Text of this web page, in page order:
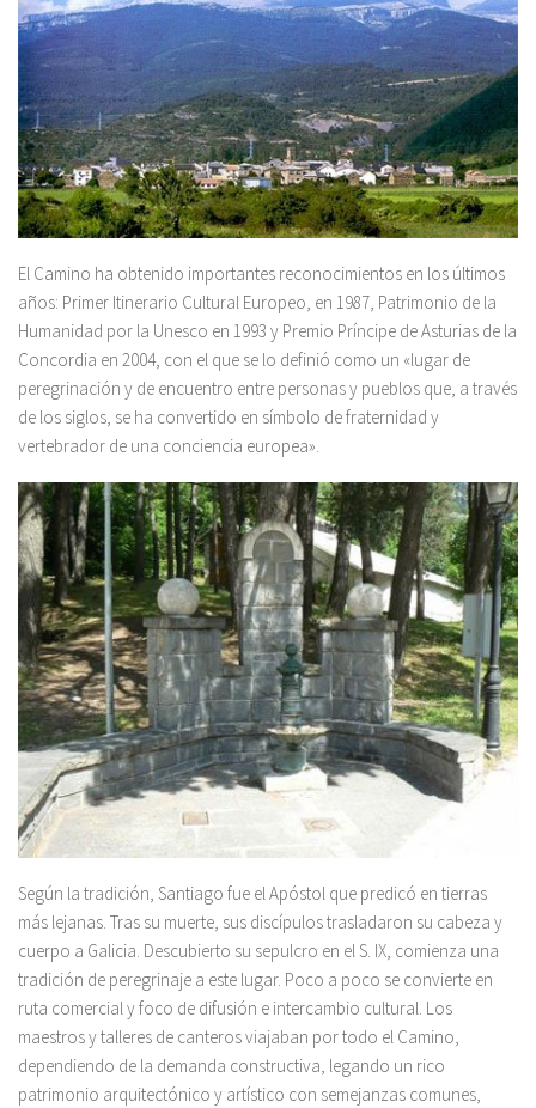
El Camino ha obtenido importantes reconocimientos en los últimos
años: Primer Itinerario Cultural Europeo, en 1987, Patrimonio de la
Humanidad por la Unesco en 1993 y Premio Príncipe de Asturias de la
Concordia en 2004, con el que se lo definió como un «lugar de
peregrinación y de encuentro entre personas y pueblos que, a través
de los siglos, se ha convertido en símbolo de fraternidad y
vertebrador de una conciencia europea».
Según la tradición, Santiago fue el Apóstol que predicó en tierras
más lejanas. Tras su muerte, sus discípulos trasladaron su cabeza y
cuerpo a Galicia. Descubierto su sepulcro en el S. IX, comienza una
tradición de peregrinaje a este lugar. Poco a poco se convierte en
ruta comercial y foco de difusión e intercambio cultural. Los
maestros y talleres de canteros viajaban por todo el Camino,
dependiendo de la demanda constructiva, legando un rico
patrimonio arquitectónico y artístico con semejanzas comunes,